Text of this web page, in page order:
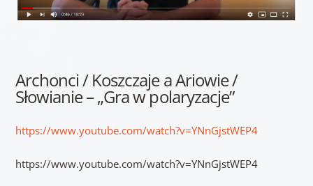
Archonci / Koszczaje a Ariowie /
Słowianie – „Gra w polaryzacje”
https://www.youtube.com/watch?v=YNnGjstWEP4
https://www.youtube.com/watch?v=YNnGjstWEP4